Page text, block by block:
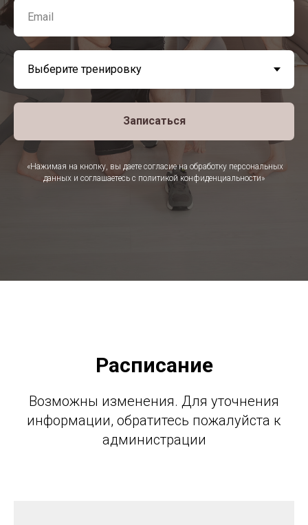
Записаться
«Нажимая на кнопку, вы даете согласие на обработку персональных
данных и соглашаетесь c политикой конфиденциальности»
Расписание
Возможны изменения. Для уточнения
информации, обратитесь пожалуйста к
администрации